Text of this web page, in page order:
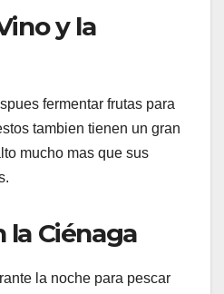
y la
fermentar frutas para
tambien tienen un gran
mucho mas que sus
la Ciénaga
la noche para pescar